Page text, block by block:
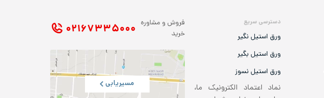
دسترسی سریع
ورق استیل نگیر
ورق استیل بگیر
ورق استیل نسوز
نماد اعتماد الکترونیک ما،
فروش و مشاوره
خرید
۰۲۱ ۶۷۳۳۵۰۰۰
مسیریابی